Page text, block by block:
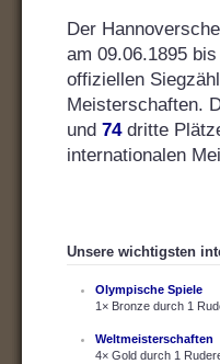
Der
am 09.06.1895
offiziellen
Meisterschaften.
und 74dritte
internationalen
Unsere wichtigsten
Olympische Spiele
1× Bronze durch 1
Weltmeisterschaften
4× Gold durch 1